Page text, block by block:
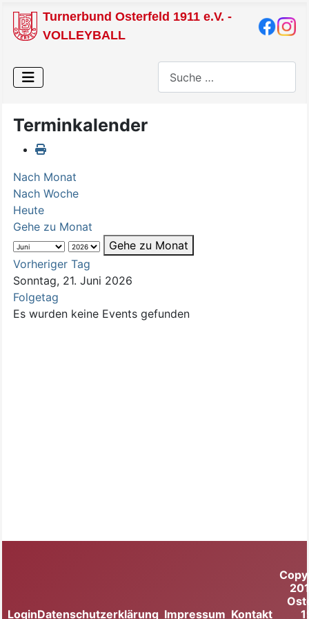
Turnerbund Osterfeld 1911 e.V. -
VOLLEYBALL
Terminkalender
Nach Monat
Nach Woche
Heute
Gehe zu Monat
Gehe zu Monat
Vorheriger Tag
Sonntag, 21. Juni 2026
Folgetag
Es wurden keine Events gefunden
LoginDatenschutzerklärung Impressum Kontakt